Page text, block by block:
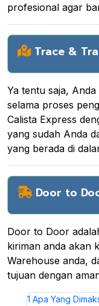
profesional agar
Trace &
Ya tentu saja,
selama proses
Calista Express
yang sudah Anda
yang berada di
Door to
Door to Door
kiriman anda akan
Warehouse anda,
tujuan dengan
1 Apa Yang